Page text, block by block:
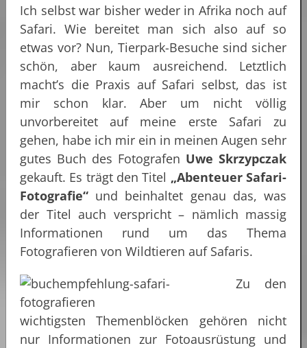
Ich selbst war bisher weder in Afrika noch auf
Safari. Wie bereitet man sich also auf so
etwas vor? Nun, Tierpark-Besuche sind sicher
schön, aber kaum ausreichend. Letztlich
macht’s die Praxis auf Safari selbst, das ist
mir schon klar. Aber um nicht völlig
unvorbereitet auf meine erste Safari zu
gehen, habe ich mir ein in meinen Augen sehr
gutes Buch des Fotografen Uwe Skrzypczak
gekauft. Es trägt den Titel „Abenteuer Safari-
Fotografie“ und beinhaltet genau das, was
der Titel auch verspricht – nämlich massig
Informationen rund um das Thema
Fotografieren von Wildtieren auf Safaris.
Zu den
wichtigsten Themenblöcken gehören nicht
nur Informationen zur Fotoausrüstung und